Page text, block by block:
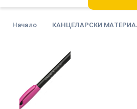
Начало КАНЦЕЛАРСКИ